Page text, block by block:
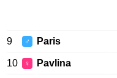
9 ♂ Paris
10 ♀ Pavlina